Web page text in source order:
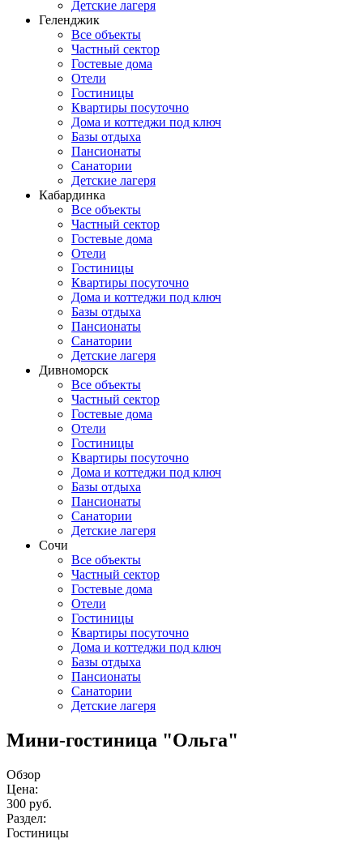
Детские лагеря
Геленджик
Все объекты
Частный сектор
Гостевые дома
Отели
Гостиницы
Квартиры посуточно
Дома и коттеджи под ключ
Базы отдыха
Пансионаты
Санатории
Детские лагеря
Кабардинка
Все объекты
Частный сектор
Гостевые дома
Отели
Гостиницы
Квартиры посуточно
Дома и коттеджи под ключ
Базы отдыха
Пансионаты
Санатории
Детские лагеря
Дивноморск
Все объекты
Частный сектор
Гостевые дома
Отели
Гостиницы
Квартиры посуточно
Дома и коттеджи под ключ
Базы отдыха
Пансионаты
Санатории
Детские лагеря
Сочи
Все объекты
Частный сектор
Гостевые дома
Отели
Гостиницы
Квартиры посуточно
Дома и коттеджи под ключ
Базы отдыха
Пансионаты
Санатории
Детские лагеря
Мини-гостиница "Ольга"
Обзор
Цена:
300 руб.
Раздел:
Гостиницы